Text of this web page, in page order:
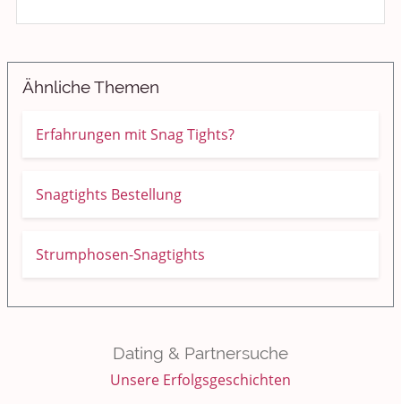
Sport & Freizeit
Shopping und Bekleidung
Medien & Showgeschäft
Kochen, Backen und Genießen
Spiel, Spaß und Sinnlosigkeit
Ähnliche Themen
Erfahrungen mit Snag Tights?
Snagtights Bestellung
Strumphosen-Snagtights
Dating & Partnersuche
Unsere Erfolgsgeschichten